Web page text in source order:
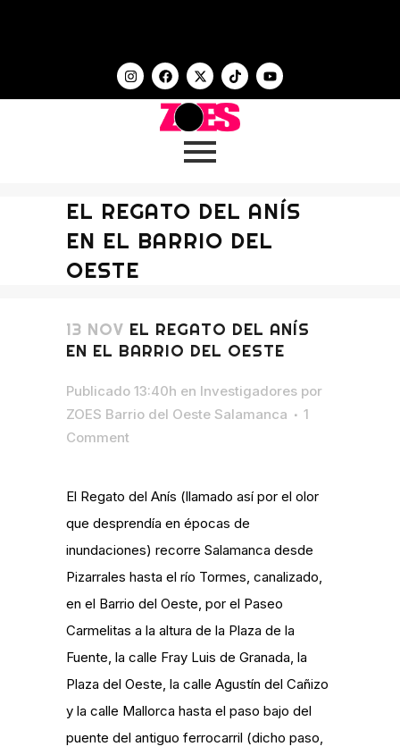
EL REGATO DEL ANÍS
EN EL BARRIO DEL
OESTE
13 NOV EL REGATO DEL ANÍS
EN EL BARRIO DEL OESTE
Publicado 13:40h en Investigadores por
ZOES Barrio del Oeste Salamanca
1
Comment
El Regato del Anís (llamado así por el olor
que desprendía en épocas de
inundaciones) recorre Salamanca desde
Pizarrales hasta el río Tormes, canalizado,
en el Barrio del Oeste, por el Paseo
Carmelitas a la altura de la Plaza de la
Fuente, la calle Fray Luis de Granada, la
Plaza del Oeste, la calle Agustín del Cañizo
y la calle Mallorca hasta el paso bajo del
puente del antiguo ferrocarril (dicho paso,